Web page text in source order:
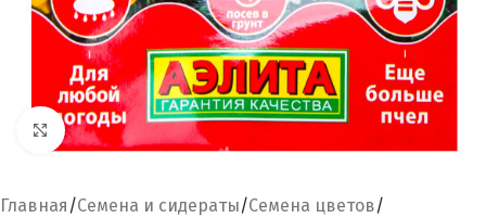
Увеличить
Главная Семена и сидераты Семена цветов